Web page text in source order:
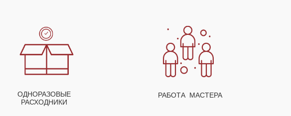
ОДНОРАЗОВЫЕ
РАСХОДНИКИ
РАБОТА МАСТЕРА